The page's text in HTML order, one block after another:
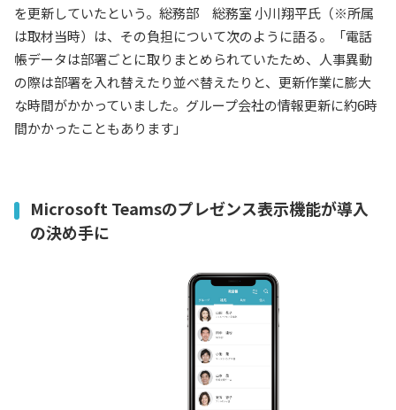
を更新していたという。総務部 総務室 小川翔平氏（※所属
は取材当時）は、その負担について次のように語る。「電話
帳データは部署ごとに取りまとめられていたため、人事異動
の際は部署を入れ替えたり並べ替えたりと、更新作業に膨大
な時間がかかっていました。グループ会社の情報更新に約6時
間かかったこともあります」
Microsoft Teamsのプレゼンス表示機能が導入
の決め手に